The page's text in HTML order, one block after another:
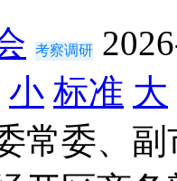
考察调研
小 标准 大
常委、